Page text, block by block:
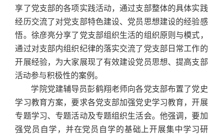
享了党支部的各项实践活动，通过支部整体的具体实践
经历交流了对党支部特色建设、党员思想建设的经验感
悟。徐彦亮分享了党支部组织生活的组织原则与模式，
通过对支部内组织纪律的落实交流了党支部日常工作的
开展经验，为大家展现了有效建设党员思想、提高支部
活动参与积极性的案例。
学院党建辅导员彭鹤翔老师向各党支部布置了党史
学习教育方案，要求各党支部加强党史学习教育，开展
专题学习、专题活动及专题组织生活会。他强调，要加
强党员自学，并在党员自学的基础上开展集中学习研